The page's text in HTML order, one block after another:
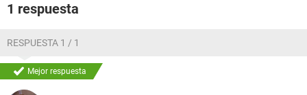
1 respuesta
RESPUESTA 1 / 1
Mejor respuesta